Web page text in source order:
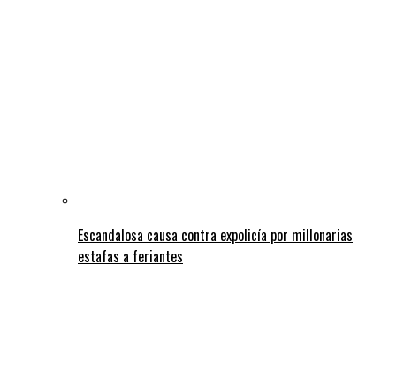
Escandalosa causa contra expolicía por millonarias
estafas a feriantes